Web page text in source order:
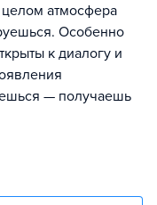
атмосфера
Особенно
к диалогу и
— получаешь